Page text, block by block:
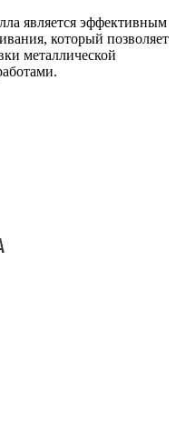
является эффективным
который позволяет
металлической